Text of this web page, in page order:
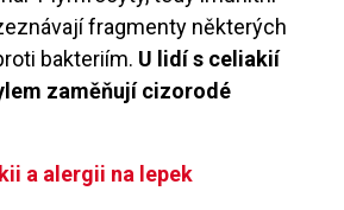
fragmenty některých
bakteriím. U lidí s celiakií
zaměňují cizorodé
a alergii na lepek